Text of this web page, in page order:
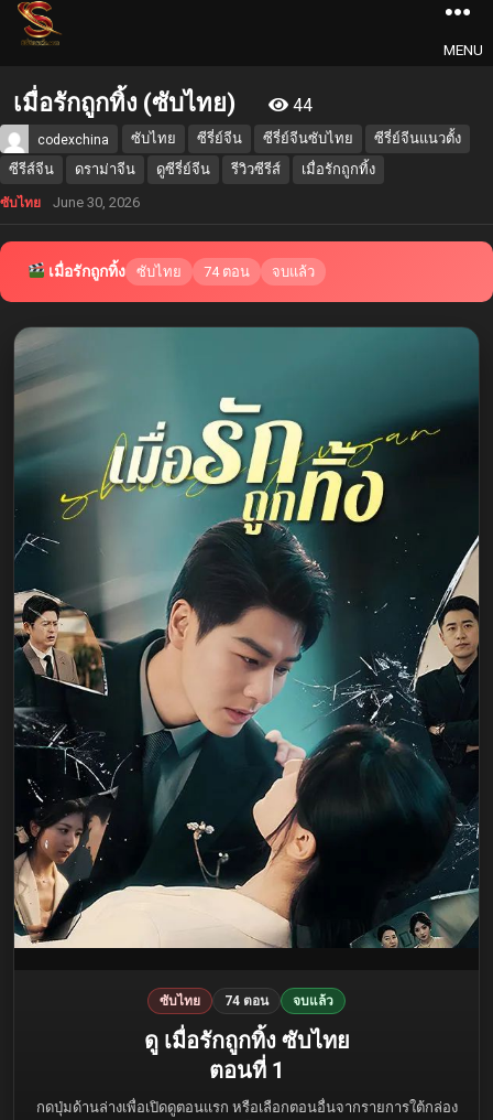
MENU
เมื่อรักถูกทิ้ง (ซับไทย) 44
codexchina ซับไทย ซีรี่ย์จีน ซีรี่ย์จีนซับไทย
ซีรี่ย์จีนแนวตั้ง
ซีรีส์จีน
ดราม่าจีน ดูซีรี่ย์จีน รีวิวซีรีส์ เมื่อรักถูกทิ้ง
ซับไทย June 30, 2026
เมื่อรักถูกทิ้ง ซับไทย 74 ตอน จบแล้ว
ซับไทย 74 ตอน จบแล้ว
ดู เมื่อรักถูกทิ้ง ซับไทย
ตอนที่ 1
กดปุ่มด้านล่างเพื่อเปิดดูตอนแรก หรือเลือกตอนอื่นจากรายการใต้กล่อง